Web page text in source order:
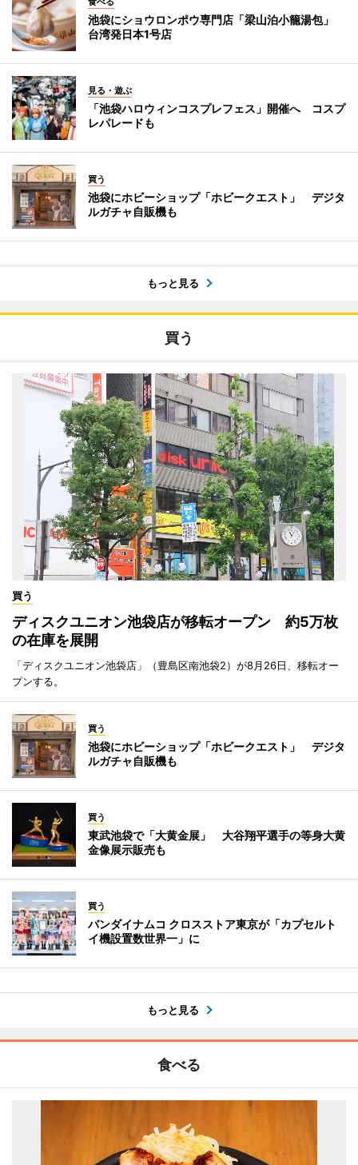
池袋にショウロンポウ専門店「梁山泊小籠湯包」
台湾発日本1号店
見る・遊ぶ
「池袋ハロウィンコスプレフェス」開催へ コスプ
レパレードも
買う
池袋にホビーショップ「ホビークエスト」 デジタ
ルガチャ自販機も
もっと見る
買う
買う
ディスクユニオン池袋店が移転オープン 約5万枚
の在庫を展開
「ディスクユニオン池袋店」（豊島区南池袋2）が8月26日、移転オー
プンする。
買う
池袋にホビーショップ「ホビークエスト」 デジタ
ルガチャ自販機も
買う
東武池袋で「大黄金展」 大谷翔平選手の等身大黄
金像展示販売も
買う
バンダイナムコ クロスストア東京が「カプセルト
イ機設置数世界一」に
もっと見る
食べる